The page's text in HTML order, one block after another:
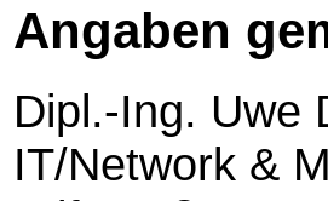
Angaben
Dipl.-Ing. Uwe
IT/Network &